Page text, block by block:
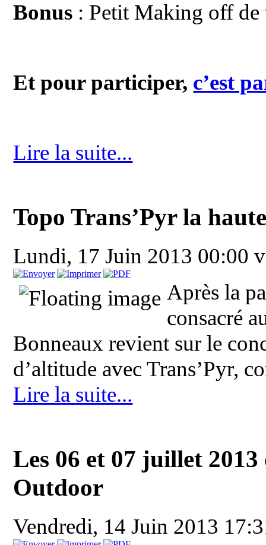
Bonus : Petit Making off de
Et pour participer, c’est
Lire la suite...
Topo Trans’Pyr la
Lundi, 17 Juin 2013 00:00
Après la
consacré
Bonneaux revient sur le
d’altitude avec Trans’Pyr,
Lire la suite...
Les 06 et 07 juillet 2013
Outdoor
Vendredi, 14 Juin 2013